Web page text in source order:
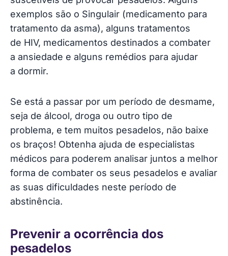
exemplos são o Singulair (medicamento para
tratamento da asma), alguns tratamentos
de HIV, medicamentos destinados a combater
a ansiedade e alguns remédios para ajudar
a dormir.
Se está a passar por um período de desmame,
seja de álcool, droga ou outro tipo de
problema, e tem muitos pesadelos, não baixe
os braços! Obtenha ajuda de especialistas
médicos para poderem analisar juntos a melhor
forma de combater os seus pesadelos e avaliar
as suas dificuldades neste período de
abstinência.
Prevenir a ocorrência dos
pesadelos